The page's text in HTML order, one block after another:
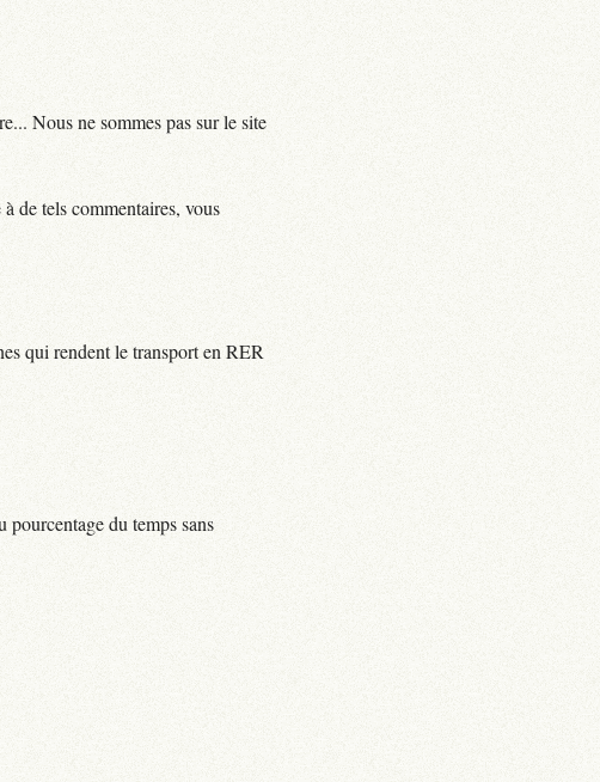
Nous ne sommes pas sur le site
de tels commentaires, vous
qui rendent le transport en RER
du temps sans